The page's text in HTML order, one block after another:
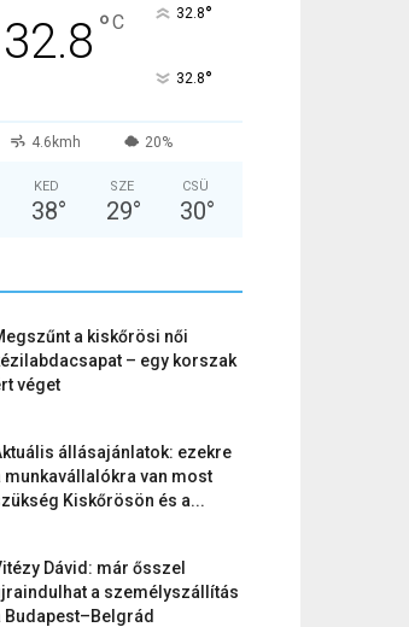
32.8 °C 32.8°
32.8°
4.6kmh 20%
KED
38°
SZE
29°
CSÜ
30°
a kiskőrösi női
– egy korszak
véget
állásajánlatok: ezekre
munkavállalókra van most
Kiskőrösön és a...
Dávid: már ősszel
a személyszállítás
Budapest–Belgrád